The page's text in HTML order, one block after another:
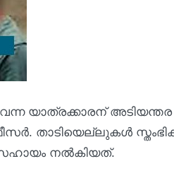
യാത്രക്കാരന് അടിയന്തര
താടിയെല്ലുകൾ
നൽകിയത്.